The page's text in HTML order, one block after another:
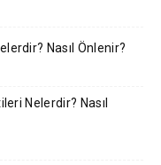
Nasıl Önlenir?
Nelerdir? Nasıl